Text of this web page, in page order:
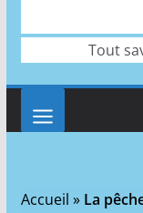
Tout
Accueil » La